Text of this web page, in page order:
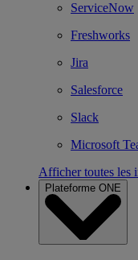
ServiceNow
Freshworks
Jira
Salesforce
Slack
Microsoft
Afficher toutes les
Plateforme ONE